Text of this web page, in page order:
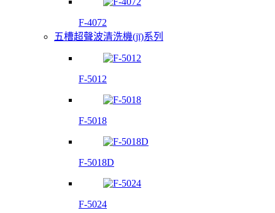
F-4072
五槽超聲波清洗機(jī)系列
F-5012
F-5018
F-5018D
F-5024